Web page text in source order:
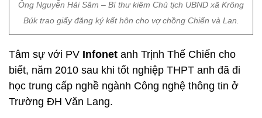
Ông Nguyễn Hải Sâm – Bí thư kiêm Chủ tịch UBND xã Krông
Búk trao giấy đăng ký kết hôn cho vợ chồng Chiến và Lan.
Tâm sự với PV Infonet anh Trịnh Thế Chiến cho
biết, năm 2010 sau khi tốt nghiệp THPT anh đã đi
học trung cấp nghề ngành Công nghệ thông tin ở
Trường ĐH Văn Lang.